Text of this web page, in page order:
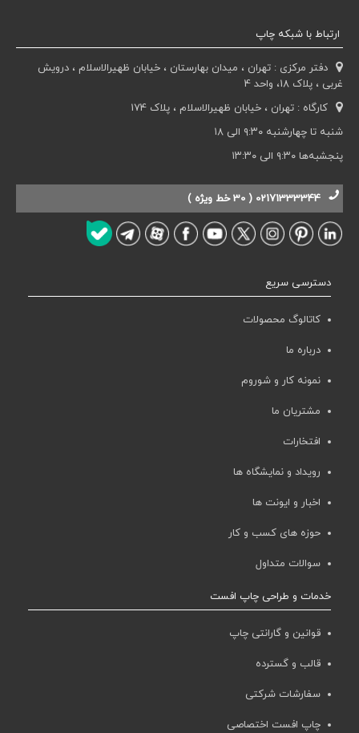
دفتر مرکزی : تهران ، میدان بهارستان ، خیابان ظهیرالاسلام ، درویش
غربی ، پلاک 18، واحد 4
کارگاه : تهران ، خیابان ظهیرالاسلام ، پلاک 174
شنبه تا چهارشنبه ۹:۳۰ الی ۱۸
پنجشبه‌ها ۹:۳۰ الی ۱۳:۳۰
02171333344 ( 30 خط ویژه )
دسترسی سریع
کاتالوگ محصولات
درباره ما
نمونه کار و شوروم
مشتریان ما
افتخارات
رویداد و نمایشگاه ها
اخبار و ایونت ها
حوزه های کسب و کار
سوالات متداول
خدمات و طراحی چاپ افست
قوانین و گارانتی چاپ
قالب و گسترده
سفارشات شرکتی
چاپ افست اختصاصی